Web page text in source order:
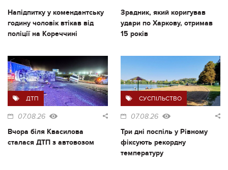
Напідпитку у комендантську
годину чоловік втікав від
поліції на Кореччині
Зрадник, який коригував
удари по Харкову, отримав
15 років
ДТП
07.08.26
Вчора біля Квасилова
сталася ДТП з автовозом
СУСПІЛЬСТВО
07.08.26
Три дні поспіль у Рівному
фіксують рекордну
температуру